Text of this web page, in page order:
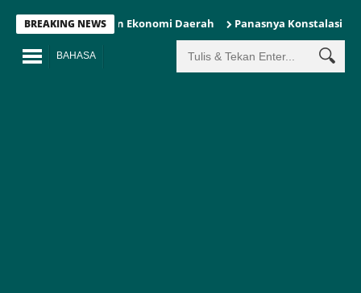
BREAKING NEWS
Indonesia Pulihkan Ekonomi Daerah Panasnya Konstalasi
BAHASA